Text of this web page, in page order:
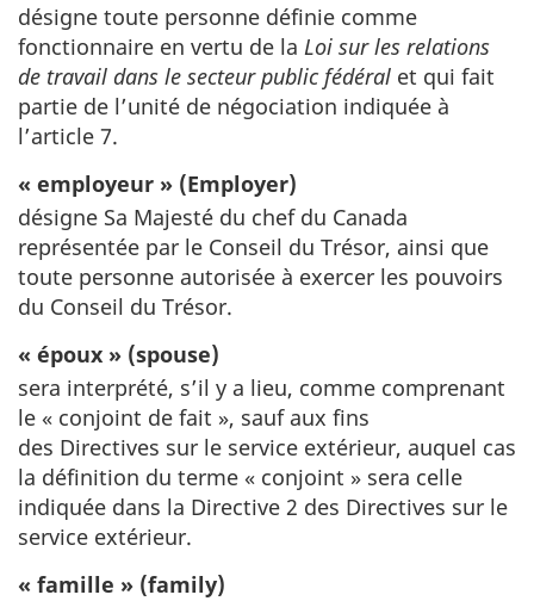
désigne toute personne définie comme
fonctionnaire en vertu de la Loi sur les relations
de travail dans le secteur public fédéral et qui fait
partie de l’unité de négociation indiquée à
l’article 7.
« employeur » (Employer)
désigne Sa Majesté du chef du Canada
représentée par le Conseil du Trésor, ainsi que
toute personne autorisée à exercer les pouvoirs
du Conseil du Trésor.
« époux » (spouse)
sera interprété, s’il y a lieu, comme comprenant
le « conjoint de fait », sauf aux fins
des Directives sur le service extérieur, auquel cas
la définition du terme « conjoint » sera celle
indiquée dans la Directive 2 des Directives sur le
service extérieur.
« famille » (family)